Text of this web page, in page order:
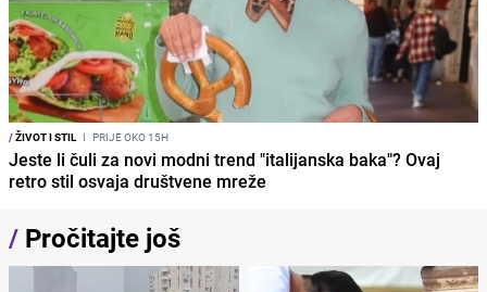
/ŽIVOT I STIL I PRIJE OKO 15H
Jeste li čuli za novi modni trend "italijanska baka"? Ovaj
retro stil osvaja društvene mreže
/ Pročitajte još